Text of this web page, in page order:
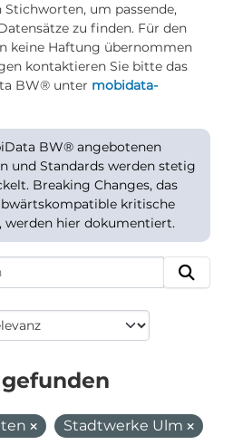
Stichworten, um passende,
zu finden. Für den
keine Haftung übernommen
kontaktieren Sie bitte das
BW® unter mobidata-
BW® angebotenen
und Standards werden stetig
Breaking Changes, das
kritische
werden hier dokumentiert.
Stadtwerke Ulm